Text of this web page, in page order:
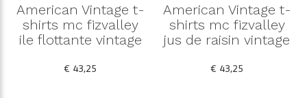
American Vintage t-
shirts mc fizvalley
ile flottante vintage
€ 43,25
American Vintage t-
shirts mc fizvalley
jus de raisin vintage
€ 43,25